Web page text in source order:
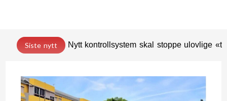
Siste nytt Nytt kontrollsystem skal stoppe ulovlige